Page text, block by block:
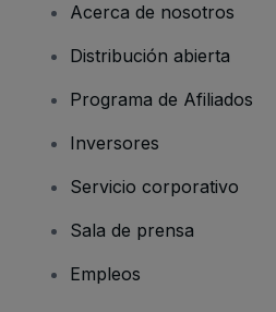
Acerca de nosotros
Distribución abierta
Programa de Afiliados
Inversores
Servicio corporativo
Sala de prensa
Empleos